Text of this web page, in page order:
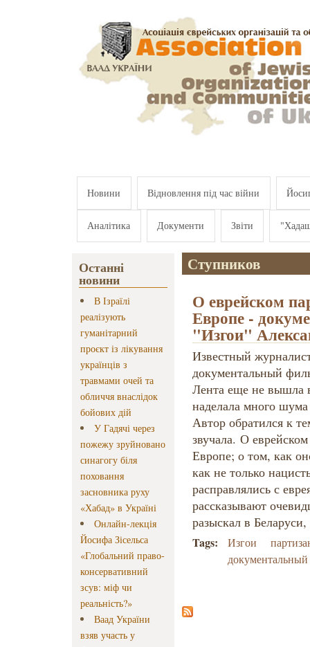
Новини Відновлення під час війни
Аналітика Документи Звіти
Останні
новини
В Ізраїлі
реалізують
гуманітарний
проєкт із лікування
українців з
травмами очей та
обличчя внаслідок
бойових дій
У Гадячі через
пожежу зруйновано
синагогу біля
поховання
засновника руху
«Хабад» в Україні
Онлайн-лекція
Йосифа Зісельса
«Глобальний право-
консервативний
зсув: міф чи
реальність?»
Ваад України
взяв участь у
Ступников
О еврейском
Европе -
"Изгои"
Известный
документальный
Лента еще не вышла
наделала много
Автор обратился к
звучала. О
Европе; о том, как
как не только
расправлялись с
рассказывают
разыскал в
Tags: Изгои